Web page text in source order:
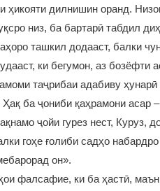
ҳикояти дилнишин оранд.
низ, ба бартарӣ табдил
ташкил додааст, балки
ки бегумон, аз
таҷрибаи адабиву
Ҳақ ба ҷониби қаҳрамони асар
ҷойи гурез нест, Куруз,
гоҳе ғолиби садҳо
он».
фалсафие, ки ба ҳастӣ,